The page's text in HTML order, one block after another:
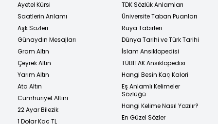
Ayetel Kürsi
Saatlerin Anlamı
Aşk Sözleri
Günaydın Mesajları
Gram Altın
Çeyrek Altın
Yarım Altın
Ata Altın
Cumhuriyet Altını
22 Ayar Bilezik
1 Dolar Kaç TL
TDK Sözlük Anlamları
Üniversite Taban Puanları
Rüya Tabirleri
Dünya Tarihi ve Türk Tarihi
İslam Ansiklopedisi
TÜBİTAK Ansiklopedisi
Hangi Besin Kaç Kalori
Eş Anlamlı Kelimeler
Sözlüğü
Hangi Kelime Nasıl Yazılır?
En Güzel Sözler